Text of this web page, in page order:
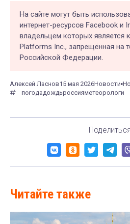
На сайте могут быть
интернет-ресурсов Facebook и
владельцем которых является
Platforms Inc., запрещённая на
Российской Федерации.
Алексей Ласнов15 мая 2026Новости
погодадождьроссияметеорологи
Поделиться
Читайте также